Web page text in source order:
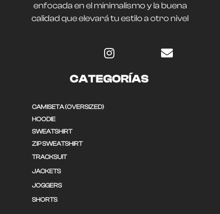
enfocada en el minimalismo y la buena
calidad que elevará tu estilo a otro nivel
CATEGORÍAS
CAMISETA (OVERSIZED)
HOODIE
SWEATSHIRT
ZIP SWEATSHIRT
TRACKSUIT
JACKETS
JOGGERS
SHORTS